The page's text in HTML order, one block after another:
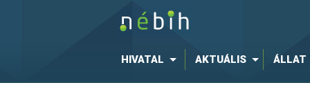
HIVATAL AKTUÁLIS ÁLLAT